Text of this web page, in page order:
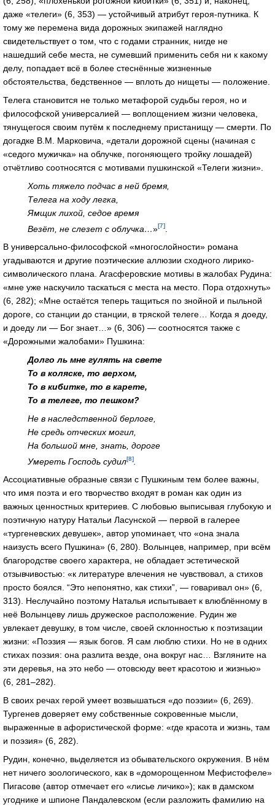
даже «телеги» (6, 353) — устойчивый атрибут героя-путника. К
тому же перемена вида дорожных экипажей наглядно
свидетельствует о том, что с годами странник, нигде не
нашедший себе места, не сумевший применить себя ни к какому
делу, попадает всё в более стеснённые жизненные
обстоятельства, бедственное — вплоть до нищеты — положение.
Телега становится не только метафорой судьбы героя, но и
философской универсалией — воплощением жизни человека,
тянущегося своим путём к последнему пристанищу — смерти. По
догадке В.М. Марковича, «детали дорожной сцены (начиная с
«седого мужичка» на облучке, погоняющего тройку лошадей)
отчётливо соотносятся с мотивами пушкинской «Телеги жизни».
Хоть тяжело подчас в ней бремя,
Телега на ходу легка,
Ямщик лихой, седое время
Везёт, не слезет с облучка…»[7]
В универсально-философской «многослойности» романа
угадываются и другие поэтические аллюзии сходного лирико-
символического плана. Агасферовские мотивы в жалобах Рудина:
«мне уже наскучило таскаться с места на место. Пора отдохнуть»
(6, 282); «Мне остаётся теперь тащиться по знойной и пыльной
дороге, со станции до станции, в тряской телеге… Когда я доеду,
и доеду ли — Бог знает…» (6, 306) — соотносятся также с
«Дорожными жалобами» Пушкина:
Долго ль мне гулять на свете
То в коляске, то верхом,
То в кибитке, то в карете,
То в телеге, то пешком?
Не в наследственной берлоге,
Не средь отческих могил,
На большой мне, знать, дороге
Умереть Господь судил[8]
Ассоциативные образные связи с Пушкиным тем более важны,
что имя поэта и его творчество входят в роман как один из
важных ценностных критериев. С любовью выписывая глубокую и
поэтичную натуру Натальи Ласунской — первой в галерее
«тургеневских девушек», автор упоминает, что «она знала
наизусть всего Пушкина» (6, 280). Волынцев, например, при всём
благородстве своего характера, не обладает эстетической
отзывчивостью: «к литературе влечения не чувствовал, а стихов
просто боялся. “Это непонятно, как стихи”, — говаривал он» (6,
313). Неслучайно поэтому Наталья испытывает к влюблённому в
неё Волынцеву лишь дружеское расположение. Рудин же
увлекает девушку, в том числе, своей склонностью к поэтизации
жизни: «Поэзия — язык богов. Я сам люблю стихи. Но не в одних
стихах поэзия: она разлита везде, она вокруг нас… Взгляните на
эти деревья, на это небо — отовсюду веет красотою и жизнью»
(6, 281–282).
В своих речах герой умеет возвышаться «до поэзии» (6, 269).
Тургенев доверяет ему собственные сокровенные мысли,
выраженные в афористической форме: «где красота и жизнь, там
и поэзия» (6, 282).
Рудин, конечно, выделяется из обывательского окружения. В нём
нет ничего зоологического, как в «доморощенном Мефистофеле»
Пигасове (автор отмечает его «лисье личико»); как в дамском
угоднике и шпионе Пандалевском (если разложить фамилию на